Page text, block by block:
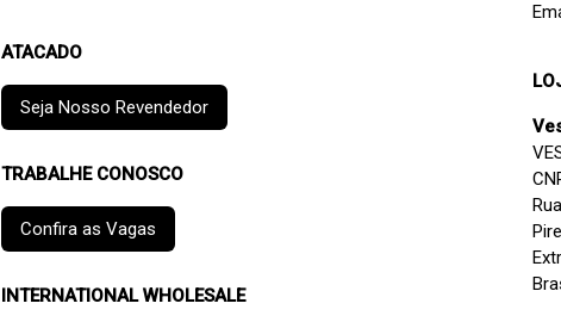
ATACADO
Seja Nosso Revendedor
TRABALHE CONOSCO
Confira as Vagas
INTERNATIONAL WHOLESALE